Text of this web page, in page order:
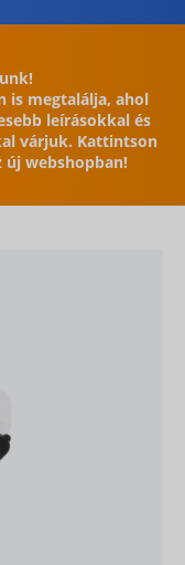
is megtalálja, ahol
leírásokkal és
várjuk. Kattintson
új webshopban!